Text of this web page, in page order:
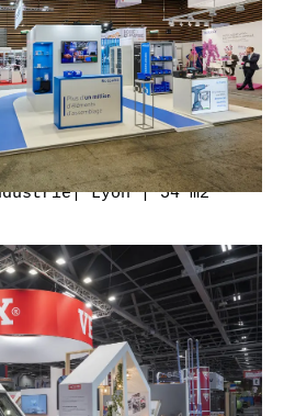
| Lyon |54 m2